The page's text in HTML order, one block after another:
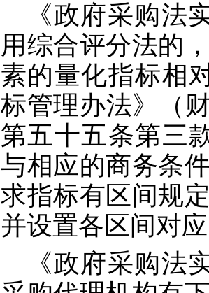
《政府采购法
用综合评分法的
素的量化指标相
标管理办法》（
第五十五条第三
与相应的商务条
求指标有区间规
并设置各区间对
《政府采购法